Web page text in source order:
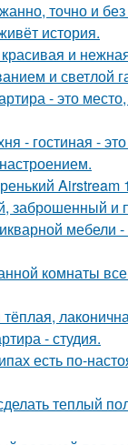
точно и
история.
и
и светлой
- это место,
- гостиная -
Airstream
заброшенный и
мебели
комнаты
- студия.
есть по-
теплый